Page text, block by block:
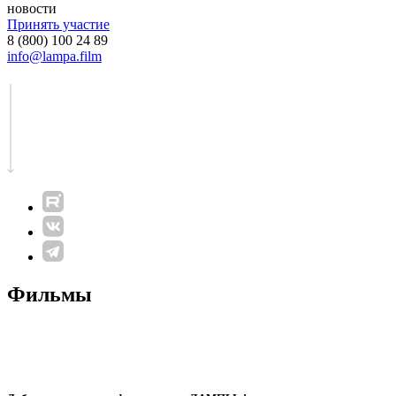
новости
Принять участие
8 (800) 100 24 89
info@lampa.film
Фильмы